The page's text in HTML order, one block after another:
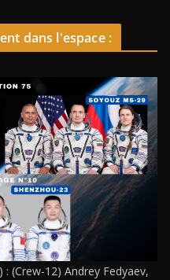
dans l'espace :
(Crew-12) Andrey Fedyaev,